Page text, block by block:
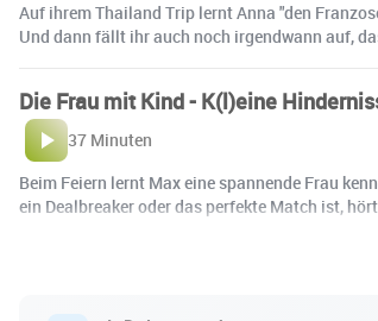
Auf ihrem Thailand Trip lernt Anna "den
Und dann fällt ihr auch noch irgendwann auf,
Die Frau mit Kind - K(l)eine
37 Minuten
Beim Feiern lernt Max eine spannende Frau
ein Dealbreaker oder das perfekte Match ist,